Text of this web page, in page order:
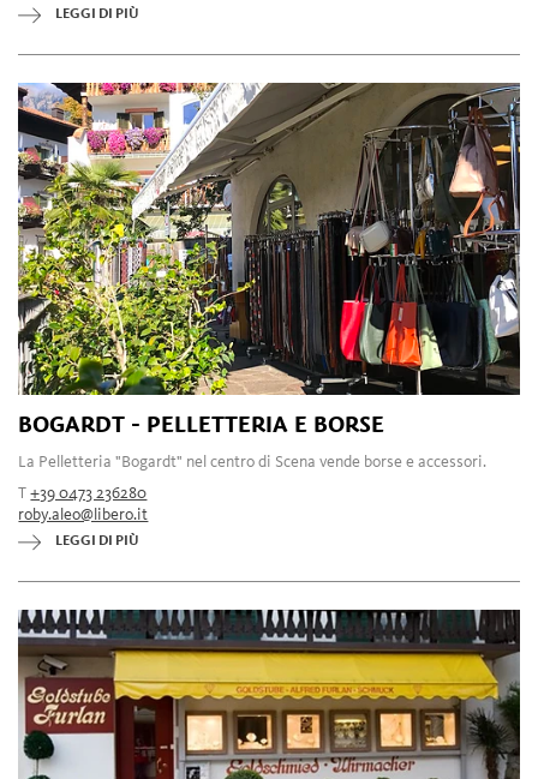
LEGGI DI PIÙ
BOGARDT - PELLETTERIA E BORSE
La Pelletteria "Bogardt" nel centro di Scena vende borse e accessori.
T+39 0473 236280
roby.aleo@libero.it
LEGGI DI PIÙ